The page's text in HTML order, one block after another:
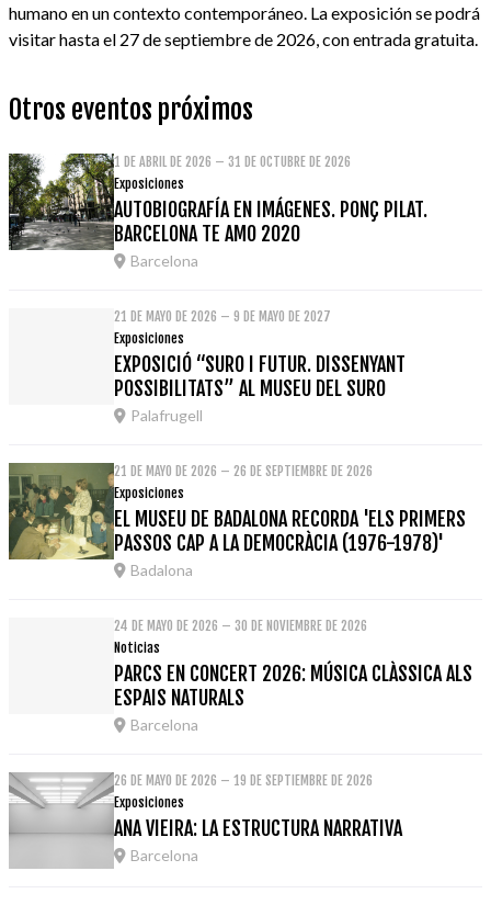
humano en un contexto contemporáneo. La exposición se podrá
visitar hasta el 27 de septiembre de 2026, con entrada gratuita.
Otros eventos próximos
1 DE ABRIL DE 2026 – 31 DE OCTUBRE DE 2026
Exposiciones
AUTOBIOGRAFÍA EN IMÁGENES. PONÇ PILAT.
BARCELONA TE AMO 2020
Barcelona
21 DE MAYO DE 2026 – 9 DE MAYO DE 2027
Exposiciones
EXPOSICIÓ “SURO I FUTUR. DISSENYANT
POSSIBILITATS” AL MUSEU DEL SURO
Palafrugell
21 DE MAYO DE 2026 – 26 DE SEPTIEMBRE DE 2026
Exposiciones
EL MUSEU DE BADALONA RECORDA 'ELS PRIMERS
PASSOS CAP A LA DEMOCRÀCIA (1976-1978)'
Badalona
24 DE MAYO DE 2026 – 30 DE NOVIEMBRE DE 2026
Noticias
PARCS EN CONCERT 2026: MÚSICA CLÀSSICA ALS
ESPAIS NATURALS
Barcelona
26 DE MAYO DE 2026 – 19 DE SEPTIEMBRE DE 2026
Exposiciones
ANA VIEIRA: LA ESTRUCTURA NARRATIVA
Barcelona